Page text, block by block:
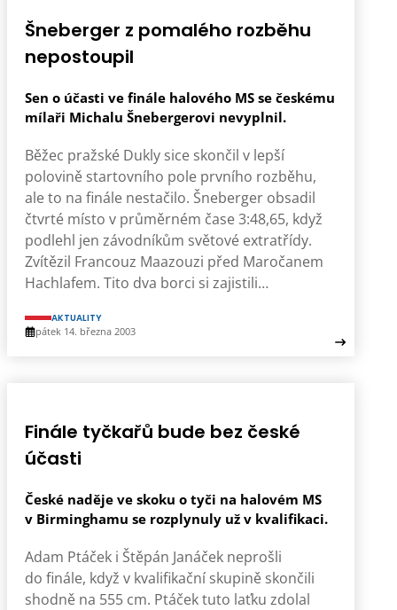
Šneberger z pomalého rozběhu
nepostoupil
Sen o účasti ve finále halového MS se českému
mílaři Michalu Šnebergerovi nevyplnil.
Běžec pražské Dukly sice skončil v lepší
polovině startovního pole prvního rozběhu,
ale to na finále nestačilo. Šneberger obsadil
čtvrté místo v průměrném čase 3:48,65, když
podlehl jen závodníkům světové extratřídy.
Zvítězil Francouz Maazouzi před Maročanem
Hachlafem. Tito dva borci si zajistili…
AKTUALITY
pátek 14. března 2003
Finále tyčkařů bude bez české
účasti
České naděje ve skoku o tyči na halovém MS
v Birminghamu se rozplynuly už v kvalifikaci.
Adam Ptáček i Štěpán Janáček neprošli
do finále, když v kvalifikační skupině skončili
shodně na 555 cm. Ptáček tuto laťku zdolal